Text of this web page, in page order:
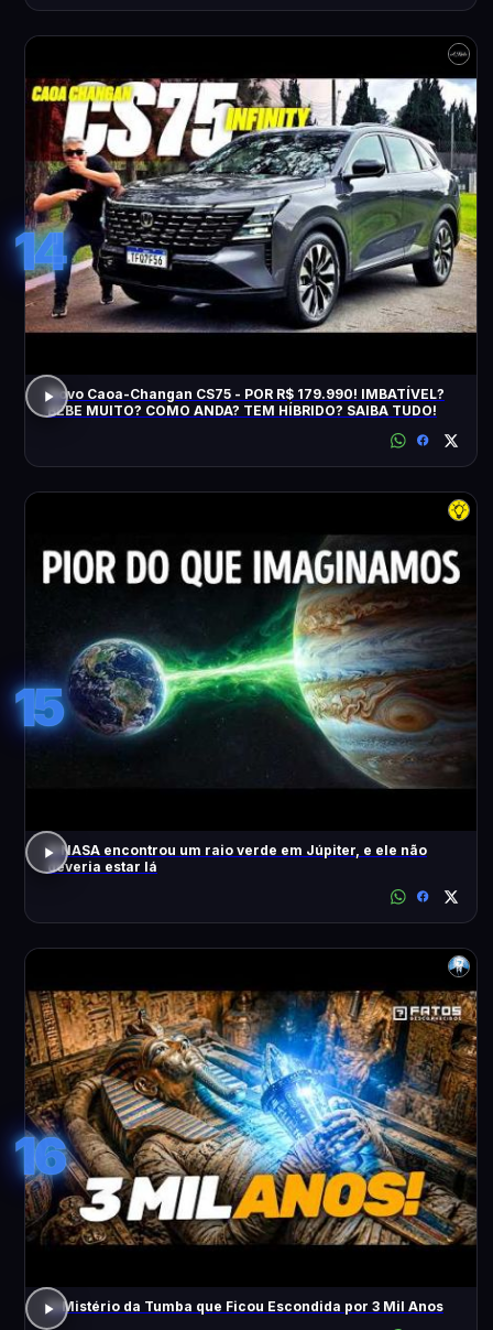
14
Novo Caoa-Changan CS75 - POR R$ 179.990! IMBATÍVEL?
BEBE MUITO? COMO ANDA? TEM HÍBRIDO? SAIBA TUDO!
15
A NASA encontrou um raio verde em Júpiter, e ele não
deveria estar lá
16
O Mistério da Tumba que Ficou Escondida por 3 Mil Anos